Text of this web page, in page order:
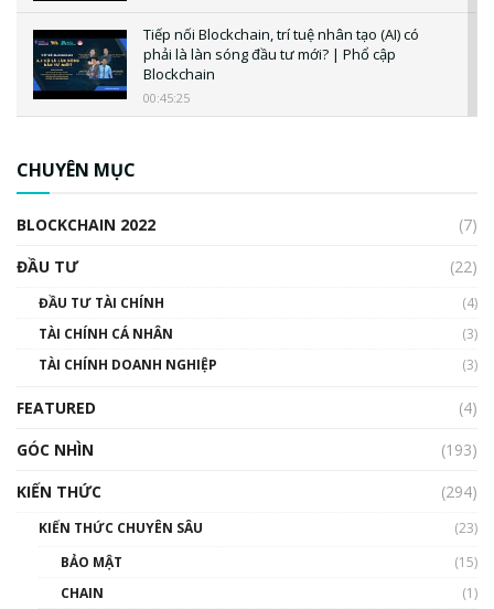
Tiếp nối Blockchain, trí tuệ nhân tạo (AI) có
phải là làn sóng đầu tư mới? | Phổ cập
Blockchain
00:45:25
00:02:14
Nhìn lại năm 2022: Những sự kiện ảnh hưởng
đến hệ sinh thái tiền mã hoá | Phổ cập
CHUYÊN MỤC
BLOCKCHAIN 2022
(7)
ĐẦU TƯ
(22)
ĐẦU TƯ TÀI CHÍNH
(4)
TÀI CHÍNH CÁ NHÂN
(3)
TÀI CHÍNH DOANH NGHIỆP
(3)
FEATURED
(4)
GÓC NHÌN
(193)
KIẾN THỨC
(294)
KIẾN THỨC CHUYÊN SÂU
(23)
BẢO MẬT
(15)
CHAIN
(1)